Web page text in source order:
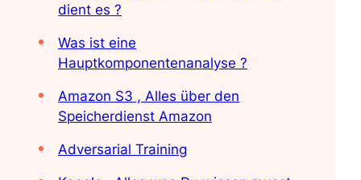
dient es ?
Was ist eine
Hauptkomponentenanalyse ?
Amazon S3 , Alles über den
Speicherdienst Amazon
Adversarial Training